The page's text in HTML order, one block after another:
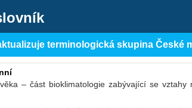
terminologická skupina České
– část bioklimatologie zabývající se